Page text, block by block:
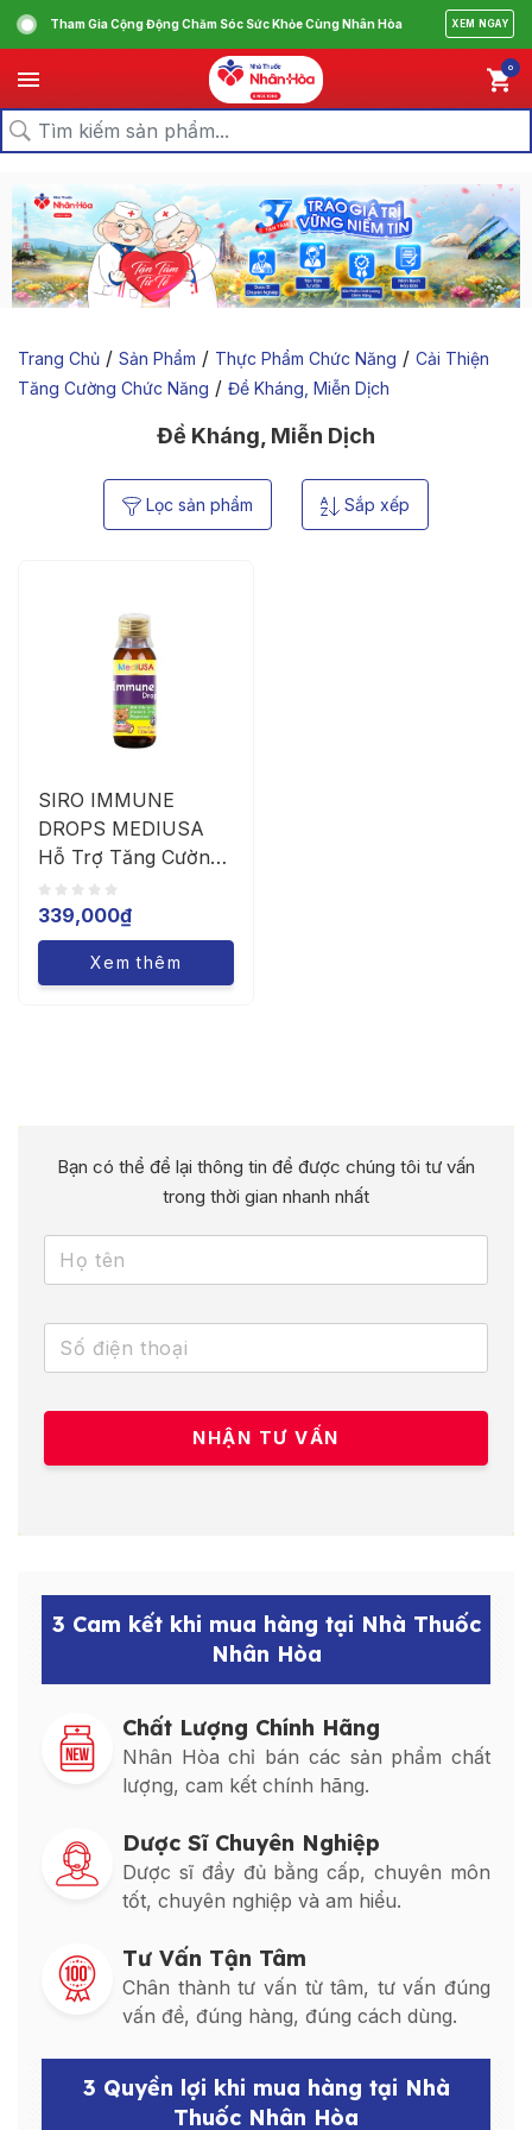
Tham Gia Cộng Động Chăm Sóc Sức Khỏe Cùng Nhân Hòa XEM NGAY
0
Trang Chủ / Sản Phẩm / Thực Phẩm Chức Năng / Cải Thiện
Tăng Cường Chức Năng / Đề Kháng, Miễn Dịch
Đề Kháng, Miễn Dịch
Lọc sản phẩm Sắp xếp
SIRO IMMUNE
DROPS MEDIUSA
Hỗ Trợ Tăng Cường
Đề Kháng, Miễn Dịch
Cho Trẻ (Chai/100ML
339,000₫
Xem thêm
Bạn có thể để lại thông tin để được chúng tôi tư vấn
trong thời gian nhanh nhất
3 Cam kết khi mua hàng tại Nhà Thuốc
Nhân Hòa
Chất Lượng Chính Hãng
Nhân Hòa chỉ bán các sản phẩm chất
lượng, cam kết chính hãng.
Dược Sĩ Chuyên Nghiệp
Dược sĩ đầy đủ bằng cấp, chuyên môn
tốt, chuyên nghiệp và am hiểu.
Tư Vấn Tận Tâm
Chân thành tư vấn từ tâm, tư vấn đúng
vấn đề, đúng hàng, đúng cách dùng.
3 Quyền lợi khi mua hàng tại Nhà
Thuốc Nhân Hòa